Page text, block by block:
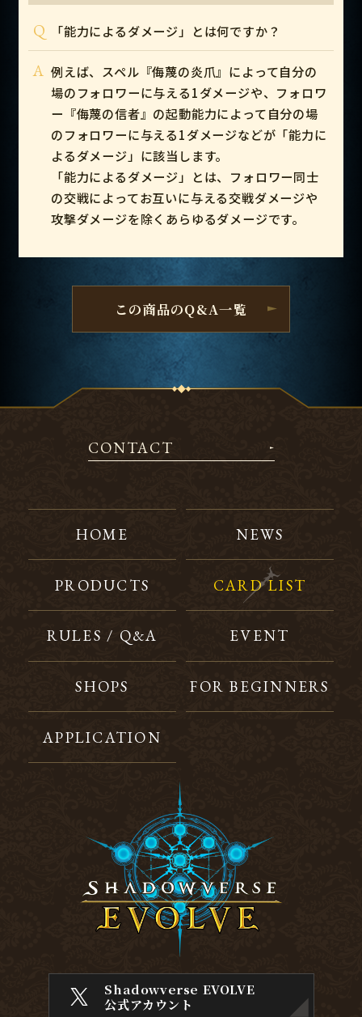
Q 「能力によるダメージ」とは何ですか？
A 例えば、スペル『侮蔑の炎爪』によって自分の
場のフォロワーに与える1ダメージや、フォロワ
ー『侮蔑の信者』の起動能力によって自分の場
のフォロワーに与える1ダメージなどが「能力に
よるダメージ」に該当します。
「能力によるダメージ」とは、フォロワー同士
の交戦によってお互いに与える交戦ダメージや
攻撃ダメージを除くあらゆるダメージです。
この商品のQ&A一覧
CONTACT
HOME NEWS
PRODUCTS CARD LIST
RULES / Q&A EVENT
SHOPS FOR BEGINNERS
APPLICATION
Shadowverse EVOLVE
公式アカウント